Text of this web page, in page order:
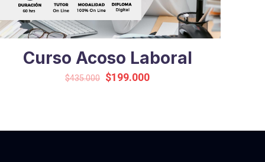
Curso Acoso Laboral
$435.000 Original
$199.000Current